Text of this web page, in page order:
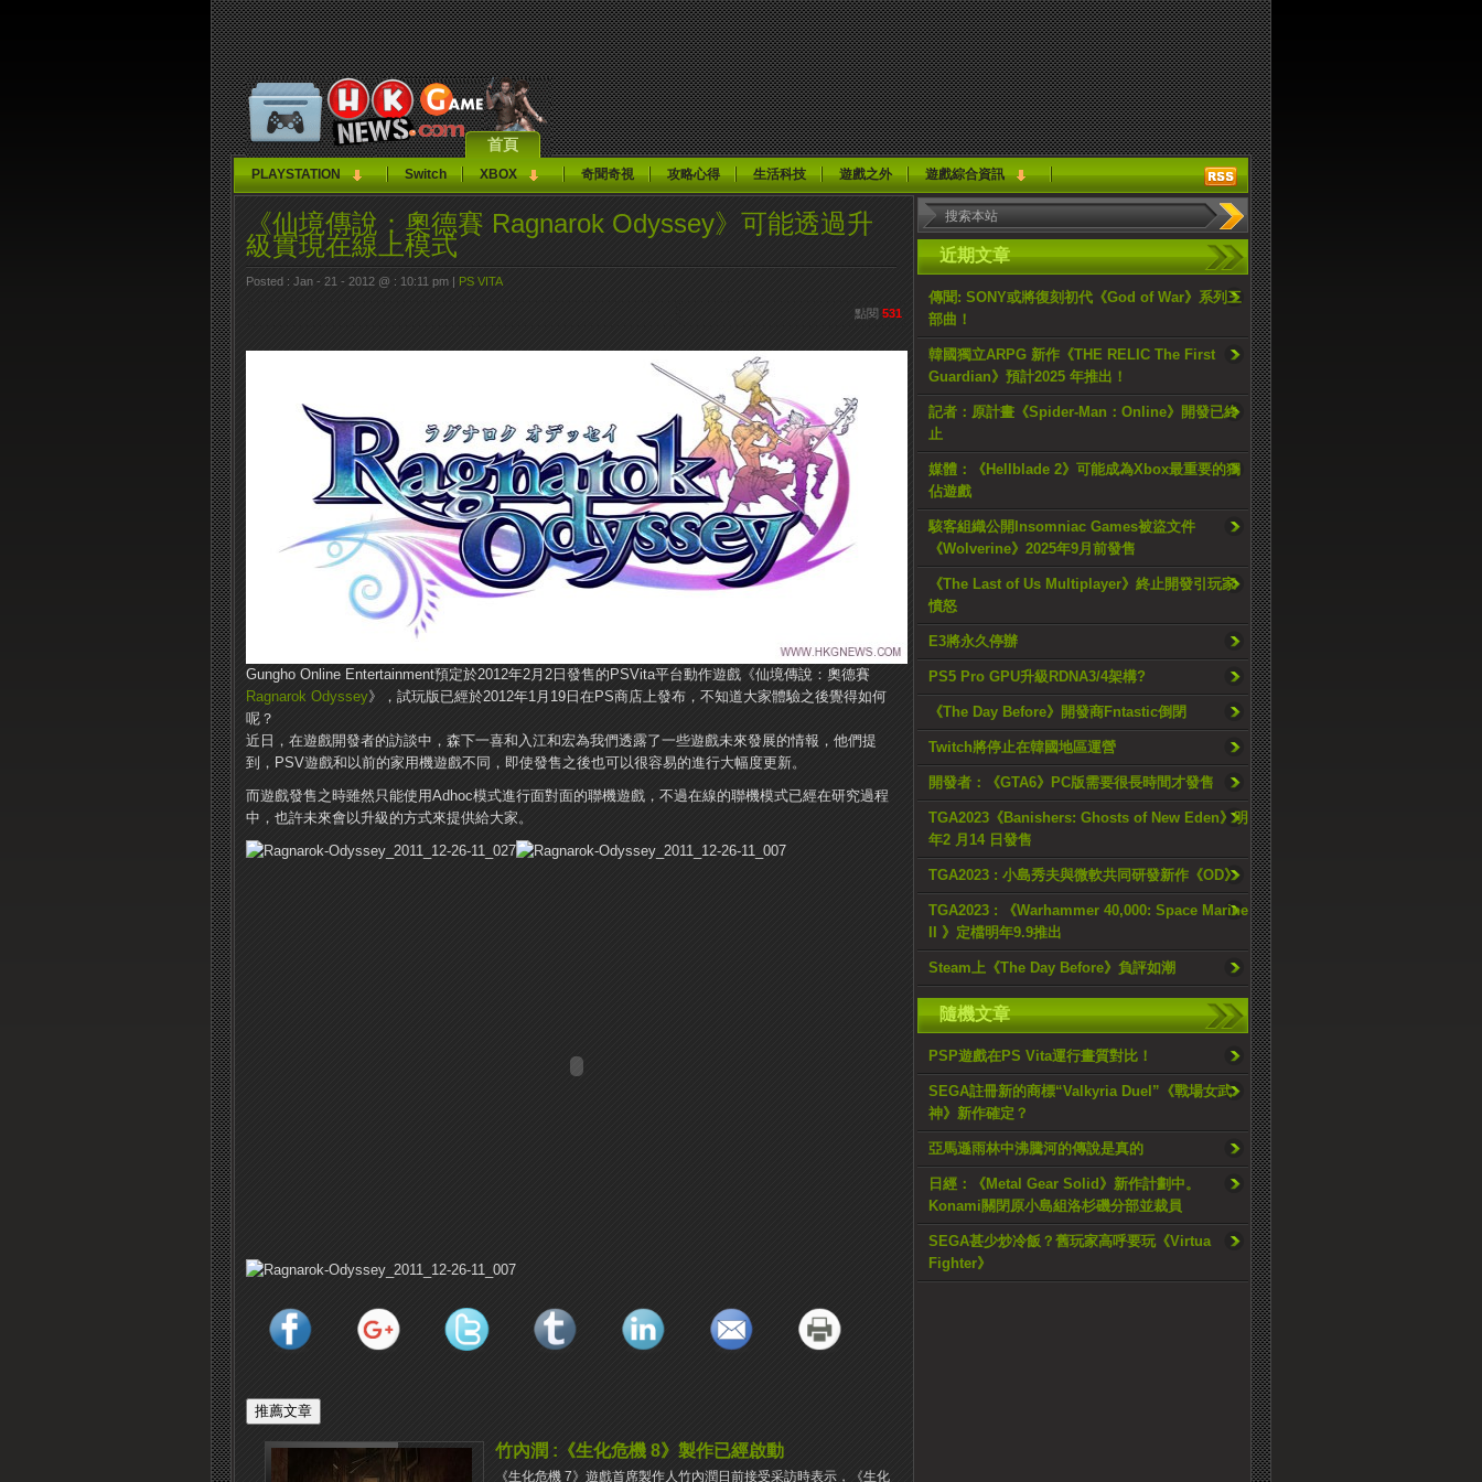
首頁
PLAYSTATION Switch XBOX 奇聞奇視 攻略心得 生活科技 遊戲之外 遊戲綜合資訊
近期文章
傳聞: SONY或將復刻初代《God of War》系列三
部曲！
韓國獨立ARPG 新作《THE RELIC The First
Guardian》預計2025 年推出！
記者：原計畫《Spider-Man：Online》開發已終
止
媒體：《Hellblade 2》可能成為Xbox最重要的獨
佔遊戲
駭客組織公開Insomniac Games被盜文件
《Wolverine》2025年9月前發售
《The Last of Us Multiplayer》終止開發引玩家
憤怒
E3將永久停辦
PS5 Pro GPU升級RDNA3/4架構?
《The Day Before》開發商Fntastic倒閉
Twitch將停止在韓國地區運營
開發者：《GTA6》PC版需要很長時間才發售
TGA2023《Banishers: Ghosts of New Eden》明
年2 月14 日發售
TGA2023 : 小島秀夫與微軟共同研發新作《OD》
TGA2023 : 《Warhammer 40,000: Space Marine
II 》定檔明年9.9推出
Steam上《The Day Before》負評如潮
隨機文章
PSP遊戲在PS Vita運行畫質對比！
SEGA註冊新的商標“Valkyria Duel”《戰場女武
神》新作確定？
亞馬遜雨林中沸騰河的傳說是真的
日經：《Metal Gear Solid》新作計劃中。
Konami關閉原小島組洛杉磯分部並裁員
SEGA甚少炒冷飯？舊玩家高呼要玩《Virtua
Fighter》
《仙境傳說：奧德賽 Ragnarok Odyssey》可能透過升
級實現在線上模式
Posted : Jan - 21 - 2012 @ : 10:11 pm | PS VITA
點閱 531
Gungho Online Entertainment預定於2012年2月2日發售的PSVita平台動作遊戲《仙境傳說：奧德賽
Ragnarok Odyssey》，試玩版已經於2012年1月19日在PS商店上發布，不知道大家體驗之後覺得如何
呢？
近日，在遊戲開發者的訪談中，森下一喜和入江和宏為我們透露了一些遊戲未來發展的情報，他們提
到，PSV遊戲和以前的家用機遊戲不同，即使發售之後也可以很容易的進行大幅度更新。
而遊戲發售之時雖然只能使用Adhoc模式進行面對面的聯機遊戲，不過在線的聯機模式已經在研究過程
中，也許未來會以升級的方式來提供給大家。
竹內潤 :《生化危機 8》製作已經啟動
《生化危機 7》遊戲首席製作人竹內潤日前接受采訪時表示，《生化